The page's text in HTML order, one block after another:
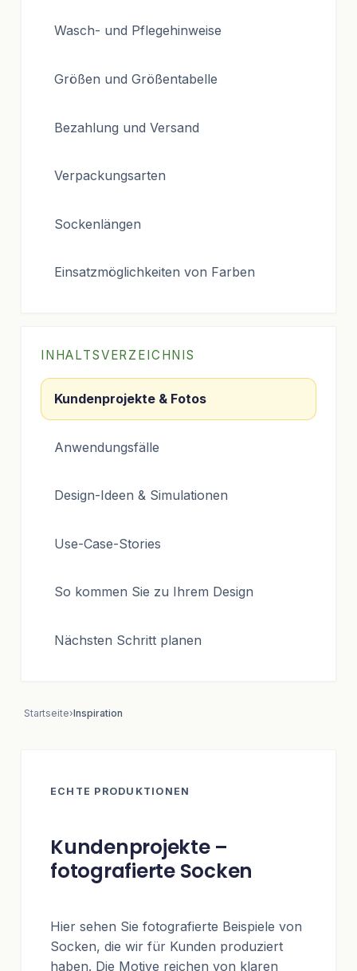
Wasch- und Pflegehinweise
Größen und Größentabelle
Bezahlung und Versand
Verpackungsarten
Sockenlängen
Einsatzmöglichkeiten von Farben
INHALTSVERZEICHNIS
Kundenprojekte & Fotos
Anwendungsfälle
Design-Ideen & Simulationen
Use-Case-Stories
So kommen Sie zu Ihrem Design
Nächsten Schritt planen
Startseite›Inspiration
ECHTE PRODUKTIONEN
Kundenprojekte –
fotografierte Socken
Hier sehen Sie fotografierte Beispiele von
Socken, die wir für Kunden produziert
haben. Die Motive reichen von klaren